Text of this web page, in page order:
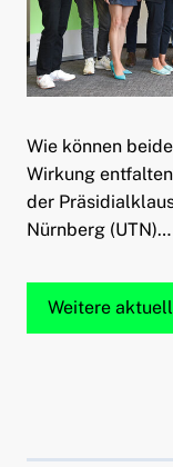
Wie können
Wirkung
der
Nürnberg (UTN)…
Weitere